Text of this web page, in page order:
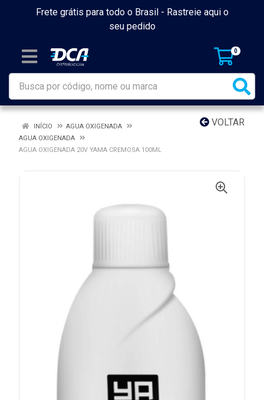
Frete grátis para todo o Brasil - Rastreie aqui o
seu pedido
0
VOLTAR
INÍCIO
AGUA OXIGENADA
AGUA OXIGENADA
AGUA OXIGENADA 20V YAMA CREMOSA 100ML